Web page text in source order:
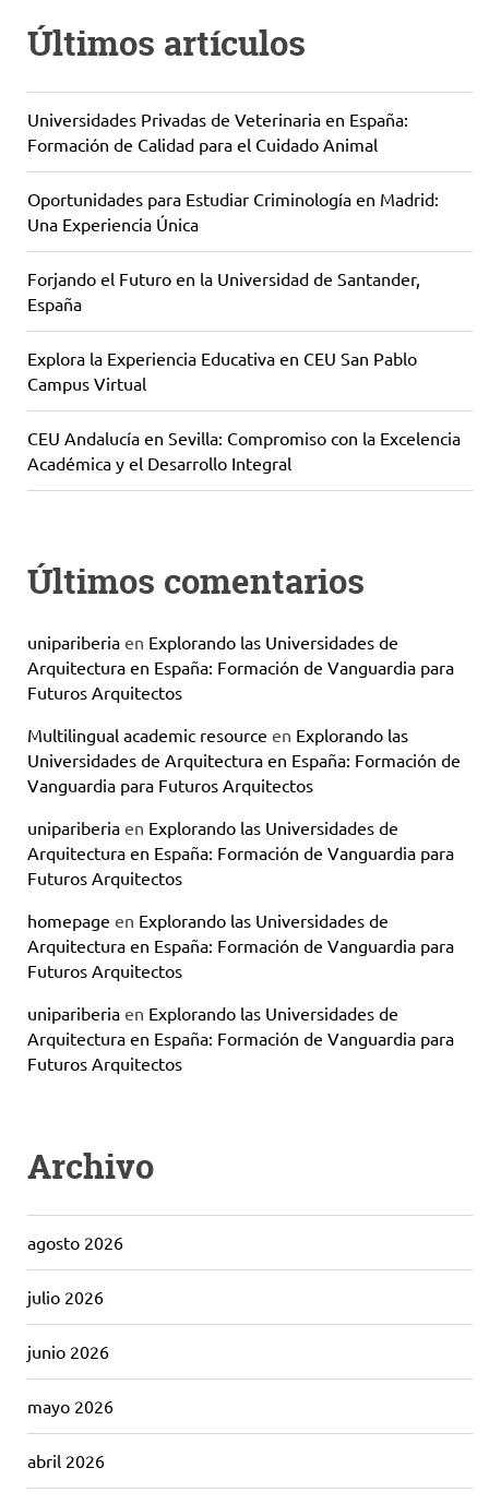
Últimos artículos
Universidades Privadas de Veterinaria en España:
Formación de Calidad para el Cuidado Animal
Oportunidades para Estudiar Criminología en Madrid:
Una Experiencia Única
Forjando el Futuro en la Universidad de Santander,
España
Explora la Experiencia Educativa en CEU San Pablo
Campus Virtual
CEU Andalucía en Sevilla: Compromiso con la Excelencia
Académica y el Desarrollo Integral
Últimos comentarios
unipariberia en Explorando las Universidades de
Arquitectura en España: Formación de Vanguardia para
Futuros Arquitectos
Multilingual academic resource en Explorando las
Universidades de Arquitectura en España: Formación de
Vanguardia para Futuros Arquitectos
unipariberia en Explorando las Universidades de
Arquitectura en España: Formación de Vanguardia para
Futuros Arquitectos
homepage en Explorando las Universidades de
Arquitectura en España: Formación de Vanguardia para
Futuros Arquitectos
unipariberia en Explorando las Universidades de
Arquitectura en España: Formación de Vanguardia para
Futuros Arquitectos
Archivo
agosto 2026
julio 2026
junio 2026
mayo 2026
abril 2026